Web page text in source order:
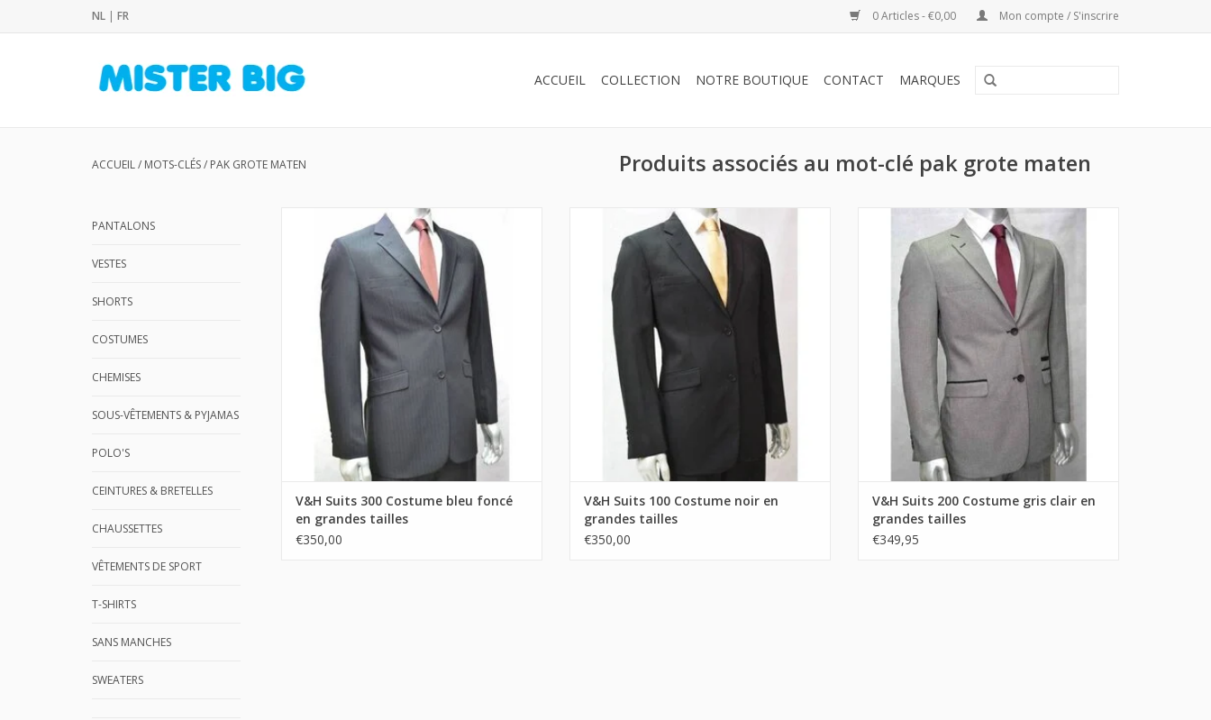
NL | FR 0 Articles - €0,00 Mon compte / S'inscrire
ACCUEIL COLLECTION NOTRE BOUTIQUE CONTACT MARQUES
Produits associés au mot-clé pak grote maten
ACCUEIL/ MOTS-CLÉS/ PAK GROTE MATEN
PANTALONS
VESTES
SHORTS
COSTUMES
CHEMISES
SOUS-VÊTEMENTS & PYJAMAS
POLO'S
CEINTURES & BRETELLES
CHAUSSETTES
VÊTEMENTS DE SPORT
T-SHIRTS
SANS MANCHES
SWEATERS
V&H Suits 300 Costume bleu foncé
en grandes tailles
€350,00
V&H Suits 100 Costume noir en
grandes tailles
€350,00
V&H Suits 200 Costume gris clair en
grandes tailles
€349,95